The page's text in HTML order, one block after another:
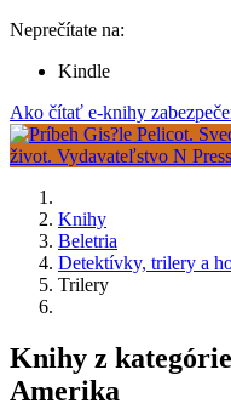
Neprečítate na:
Kindle
Ako čítať e-knihy
Knihy
Beletria
Detektívky, trilery a
Trilery
Knihy z
Amerika